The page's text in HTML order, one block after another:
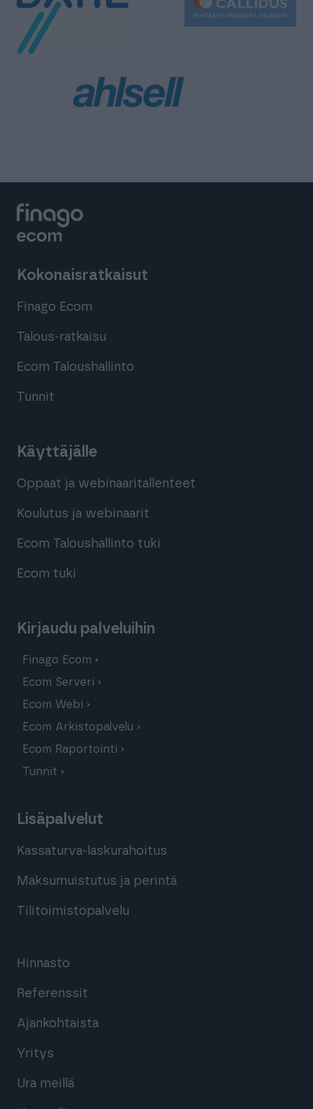
Kokonaisratkaisut
Finago Ecom
Talous-ratkaisu
Ecom Taloushallinto
Tunnit
Käyttäjälle
Oppaat ja webinaaritallenteet
Koulutus ja webinaarit
Ecom Taloushallinto tuki
Ecom tuki
Kirjaudu palveluihin
Finago Ecom
Ecom Serveri
Ecom Webi
Ecom Arkistopalvelu
Ecom Raportointi
Tunnit
Lisäpalvelut
Kassaturva-laskurahoitus
Maksumuistutus ja perintä
Tilitoimistopalvelu
Hinnasto
Referenssit
Ajankohtaista
Yritys
Ura meillä